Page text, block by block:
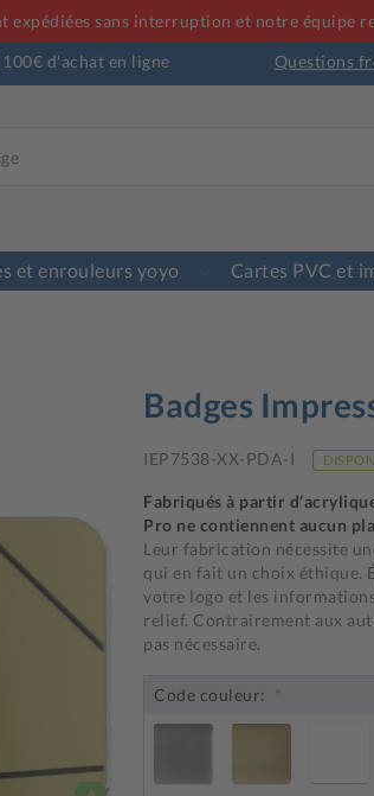
expédiées sans interruption et notre équipe
d'achat en ligne
Questions
et enrouleurs yoyo Cartes PVC et
Badges
IEP7538-XX-PDA-I
Fabriqués à partir
Pro ne contiennent aucun
Leur fabrication nécessite
qui en fait un choix éthique.
votre logo et les
relief. Contrairement aux
pas nécessaire.
Code couleur: